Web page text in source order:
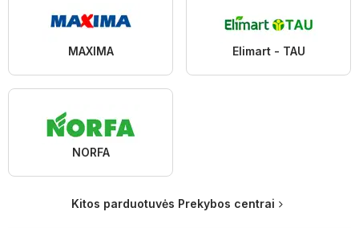
MAXIMA Elimart - TAU
NORFA
Kitos parduotuvės Prekybos centrai